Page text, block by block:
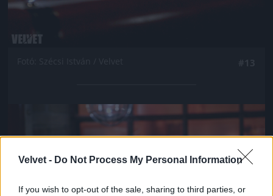
Velvet - Do Not Process My Personal Information
If you wish to opt-out of the sale, sharing to third parties, or
Jön még kép!